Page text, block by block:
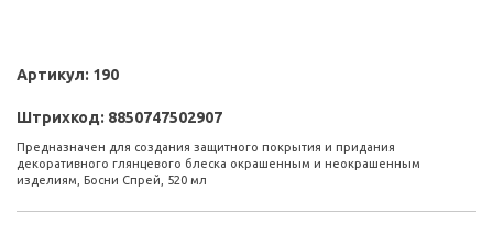
Артикул: 190
Штрихкод: 8850747502907
Предназначен для создания защитного покрытия и придания
декоративного глянцевого блеска окрашенным и неокрашенным
изделиям, Босни Спрей, 520 мл